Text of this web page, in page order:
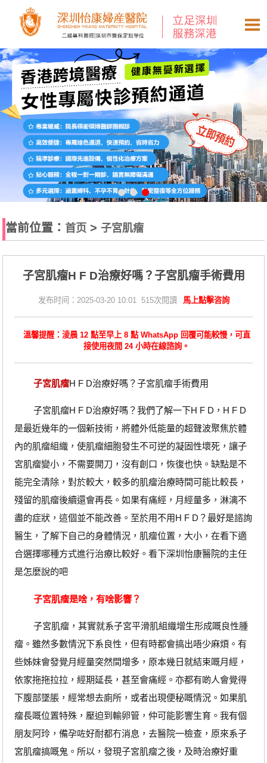
當前位置： 首页 > 子宮肌瘤
子宮肌瘤H F D治療好嗎？子宮肌瘤手術費用
发布时间：2025-03-20 10:01 515次閱讀 馬上點擊咨詢
溫馨提醒：淩晨 12 點至早上 8 點 WhatsApp 回覆可能較慢，可直
接使用夜間 24 小時在線諮詢。
子宮肌瘤H F D治療好嗎？子宮肌瘤手術費用
子宮肌瘤H F D治療好嗎？我們了解一下H F D，H F D
是最近幾年的一個新技術，將體外低能量的超聲波聚焦於體
內的肌瘤組織，使肌瘤細胞發生不可逆的凝固性壞死，讓子
宮肌瘤變小，不需要開刀，沒有創口，恢復也快。缺點是不
能完全清除，對於較大，較多的肌瘤治療時間可能比較長，
殘留的肌瘤後續還會再長。如果有痛經，月經量多，淋漓不
盡的症狀，這個並不能改善。至於用不用H F D？最好是諮詢
醫生，了解下自己的身體情況，肌瘤位置，大小，在看下適
合選擇哪種方式進行治療比較好。看下深圳怡康醫院的主任
是怎麼說的吧
子宮肌瘤是啥，有啥影響？
子宮肌瘤，其實就系子宮平滑肌組織增生形成嘅良性腫
瘤。雖然多數情況下系良性，但有時都會搞出唔少麻煩。有
些姊妹會發覺月經量突然間增多，原本幾日就結束嘅月經，
依家拖拖拉拉，經期延長，甚至會痛經。亦都有啲人會覺得
下腹部墜脹，經常想去廁所，或者出現便秘嘅情況。如果肌
瘤長嘅位置特殊，壓迫到輸卵管，仲可能影響生育。我有個
朋友阿玲，備孕咗好耐都冇消息，去醫院一檢查，原來系子
宮肌瘤搞嘅鬼。所以，發現子宮肌瘤之後，及時治療好重